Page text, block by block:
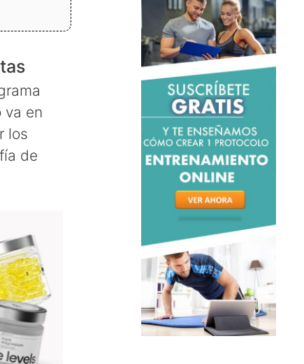
va en
los
de